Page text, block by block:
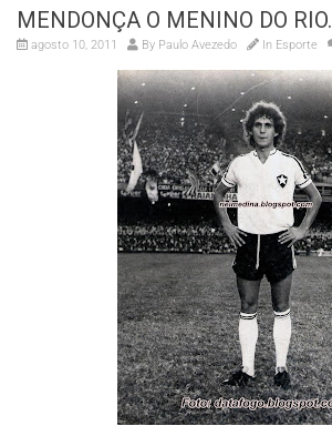
MENDONÇA O MENINO DO RIO.
agosto 10, 2011 By Paulo Avezedo In Esporte